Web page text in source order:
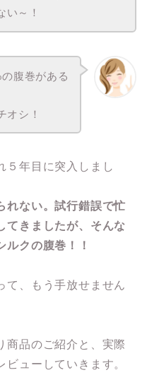
い～！
腹巻がある
オシ！
５年目に突入しまし
れない。試行錯誤で忙
てきましたが、そんな
ルクの腹巻！！
て、もう手放せません
商品のご紹介と、実際
ューしていきます。